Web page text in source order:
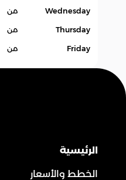
Wednesday من
Thursday من
Friday من
الرئيسية
الخطط والأسعار